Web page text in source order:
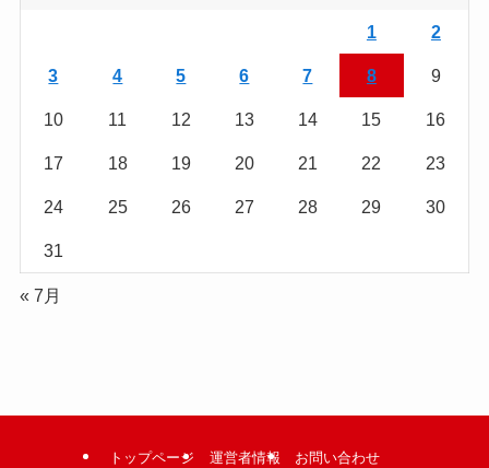
1 2
3 4 5 6 7 8 9
10 11 12 13 14 15 16
17 18 19 20 21 22 23
24 25 26 27 28 29 30
31
« 7月
トップページ 運営者情報 お問い合わせ